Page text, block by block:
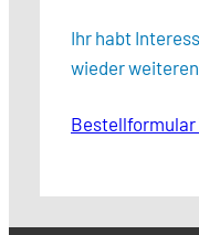
Ihr habt
wieder